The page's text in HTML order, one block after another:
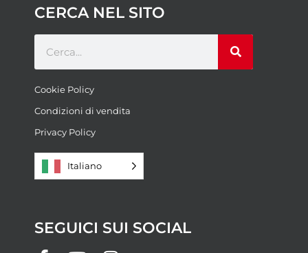
CERCA NEL SITO
Cookie Policy
Condizioni di vendita
Privacy Policy
Italiano
SEGUICI SUI SOCIAL